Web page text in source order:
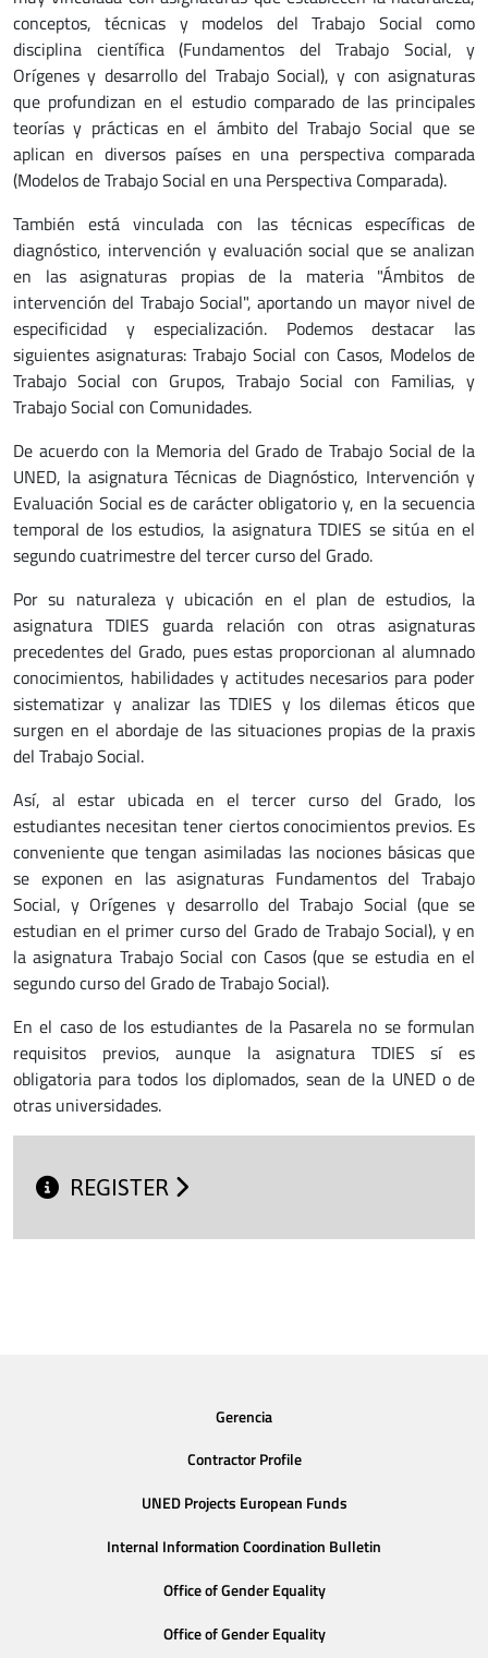
conceptos, técnicas y modelos del Trabajo Social como
disciplina científica (Fundamentos del Trabajo Social, y
Orígenes y desarrollo del Trabajo Social), y con asignaturas
que profundizan en el estudio comparado de las principales
teorías y prácticas en el ámbito del Trabajo Social que se
aplican en diversos países en una perspectiva comparada
(Modelos de Trabajo Social en una Perspectiva Comparada).
También está vinculada con las técnicas específicas de
diagnóstico, intervención y evaluación social que se analizan
en las asignaturas propias de la materia "Ámbitos de
intervención del Trabajo Social", aportando un mayor nivel de
especificidad y especialización. Podemos destacar las
siguientes asignaturas: Trabajo Social con Casos, Modelos de
Trabajo Social con Grupos, Trabajo Social con Familias, y
Trabajo Social con Comunidades.
De acuerdo con la Memoria del Grado de Trabajo Social de la
UNED, la asignatura Técnicas de Diagnóstico, Intervención y
Evaluación Social es de carácter obligatorio y, en la secuencia
temporal de los estudios, la asignatura TDIES se sitúa en el
segundo cuatrimestre del tercer curso del Grado.
Por su naturaleza y ubicación en el plan de estudios, la
asignatura TDIES guarda relación con otras asignaturas
precedentes del Grado, pues estas proporcionan al alumnado
conocimientos, habilidades y actitudes necesarios para poder
sistematizar y analizar las TDIES y los dilemas éticos que
surgen en el abordaje de las situaciones propias de la praxis
del Trabajo Social.
Así, al estar ubicada en el tercer curso del Grado, los
estudiantes necesitan tener ciertos conocimientos previos. Es
conveniente que tengan asimiladas las nociones básicas que
se exponen en las asignaturas Fundamentos del Trabajo
Social, y Orígenes y desarrollo del Trabajo Social (que se
estudian en el primer curso del Grado de Trabajo Social), y en
la asignatura Trabajo Social con Casos (que se estudia en el
segundo curso del Grado de Trabajo Social).
En el caso de los estudiantes de la Pasarela no se formulan
requisitos previos, aunque la asignatura TDIES sí es
obligatoria para todos los diplomados, sean de la UNED o de
otras universidades.
REGISTER
Gerencia
Contractor Profile
UNED Projects European Funds
Internal Information Coordination Bulletin
Office of Gender Equality
Office of Gender Equality